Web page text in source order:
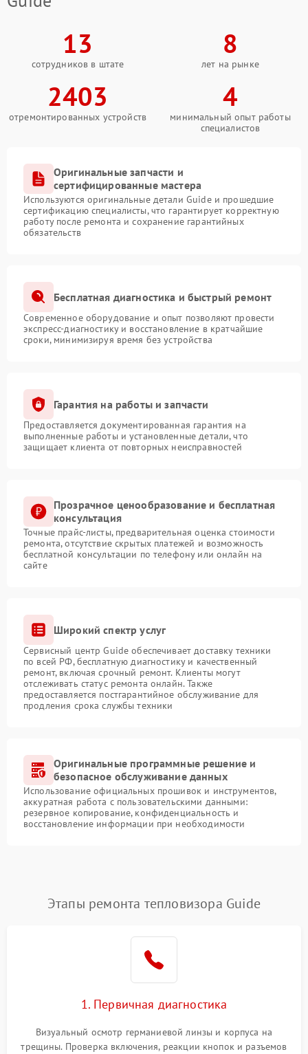
13
сотрудников в штате
8
лет на рынке
2403
отремонтированных устройств
4
минимальный опыт работы
специалистов
Оригинальные запчасти и
сертифицированные мастера
Используются оригинальные детали Guide и прошедшие
сертификацию специалисты, что гарантирует корректную
работу после ремонта и сохранение гарантийных
обязательств
Бесплатная диагностика и быстрый ремонт
Современное оборудование и опыт позволяют провести
экспресс-диагностику и восстановление в кратчайшие
сроки, минимизируя время без устройства
Гарантия на работы и запчасти
Предоставляется документированная гарантия на
выполненные работы и установленные детали, что
защищает клиента от повторных неисправностей
Прозрачное ценообразование и бесплатная
консультация
Точные прайс-листы, предварительная оценка стоимости
ремонта, отсутствие скрытых платежей и возможность
бесплатной консультации по телефону или онлайн на
сайте
Широкий спектр услуг
Сервисный центр Guide обеспечивает доставку техники
по всей РФ, бесплатную диагностику и качественный
ремонт, включая срочный ремонт. Клиенты могут
отслеживать статус ремонта онлайн. Также
предоставляется постгарантийное обслуживание для
продления срока службы техники
Оригинальные программные решение и
безопасное обслуживание данных
Использование официальных прошивок и инструментов,
аккуратная работа с пользовательскими данными:
резервное копирование, конфиденциальность и
восстановление информации при необходимости
Этапы ремонта тепловизора Guide
1. Первичная диагностика
Визуальный осмотр германиевой линзы и корпуса на
трещины. Проверка включения, реакции кнопок и разъемов